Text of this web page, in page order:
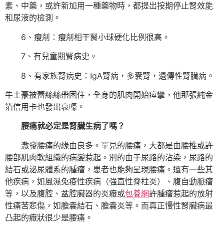
素、中藥，或許新加用一種藥物時，都提出按期停止腎效能
和尿液的檢測。
6、瘦削：瘦削相干腎小球硬化比例很高。
7、有兒童期腎病史。
8、有家族腎病史：IgA腎病，多囊腎，遺傳性腎臟病。
牛土豪被蕾絲絲帶困住，全身的肌肉開始痙攣，他那張純金
箔信用卡也發出哀嚎。
腰痛就必定是腎臟生病了嗎？
激發腰痛的緣由良多。罕見的腰痛，大都是由腰椎或許
腰部肌肉軟組織的病變惹起。別的由于尿路的沾染，尿路的
結石或泌尿體系的腫瘤，患者也能夠呈現腰痛。還有一些其
他疾病，如風濕免疫性疾病（強直性脊柱炎）、腹自動脈瘤
等，以及腹腔、盆腔臟器的炎癥或包養網許腫瘤惹起的放射
性痛苦悲傷，如膽囊結石、膽囊炎等。而真正慢性腎臟病最
凸起的癥狀很少是腰痛。